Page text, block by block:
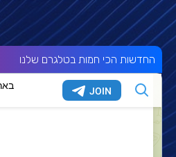
החדשות הכי חמות בטלגרם שלנו